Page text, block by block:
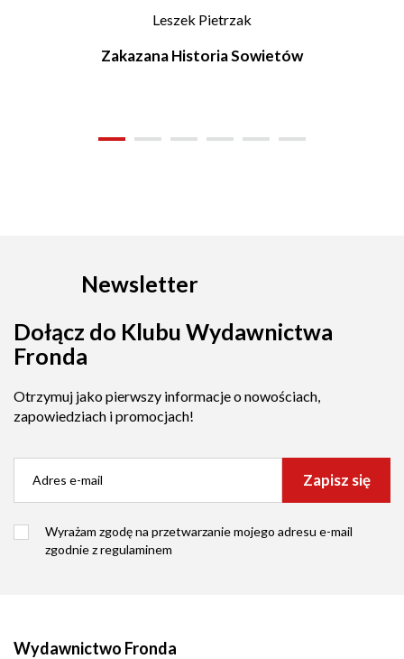
Leszek Pietrzak
Zakazana Historia Sowietów
Newsletter
Dołącz do Klubu Wydawnictwa
Fronda
Otrzymuj jako pierwszy informacje o nowościach,
zapowiedziach i promocjach!
Zapisz się
Wyrażam zgodę na przetwarzanie mojego adresu e-mail
zgodnie zregulaminem
Wydawnictwo Fronda